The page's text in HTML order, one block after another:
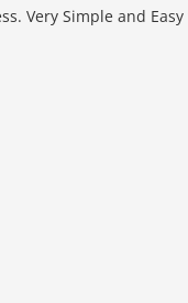
Very Simple and Easy